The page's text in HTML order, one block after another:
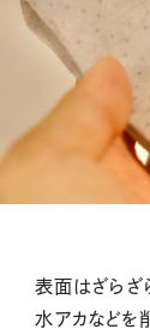
表面はざらざ
水アカなどを